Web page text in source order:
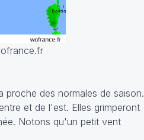
proche des normales de saison.
et de l'est. Elles grimperont
Notons qu'un petit vent